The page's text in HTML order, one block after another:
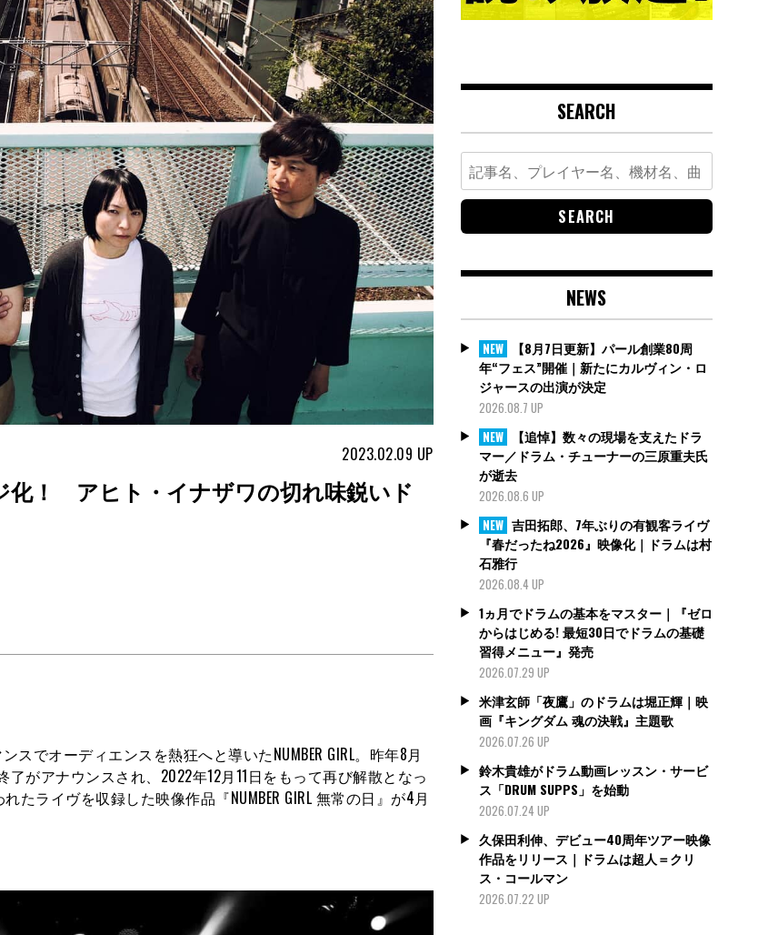
2023.02.09 UP
化！ アヒト・イナザワの切れ味鋭いド
でオーディエンスを熱狂へと導いたNUMBER GIRL。昨年8月
終了がアナウンスされ、2022年12月11日をもって再び解散となっ
たライヴを収録した映像作品『NUMBER GIRL 無常の日』が4月
SEARCH
Search
for:
NEWS
NEW
【8月7日更新】パール創業80周
年“フェス”開催｜新たにカルヴィン・ロ
ジャースの出演が決定
2026.08.7 UP
NEW
【追悼】数々の現場を支えたドラ
マー／ドラム・チューナーの三原重夫氏
が逝去
2026.08.6 UP
NEW 吉田拓郎、7年ぶりの有観客ライヴ
『春だったね2026』映像化｜ドラムは村
石雅行
2026.08.4 UP
1ヵ月でドラムの基本をマスター｜『ゼロ
からはじめる! 最短30日でドラムの基礎
習得メニュー』発売
2026.07.29 UP
米津玄師「夜鷹」のドラムは堀正輝｜映
画『キングダム 魂の決戦』主題歌
2026.07.26 UP
鈴木貴雄がドラム動画レッスン・サービ
ス「DRUM SUPPS」を始動
2026.07.24 UP
久保田利伸、デビュー40周年ツアー映像
作品をリリース｜ドラムは超人＝クリ
ス・コールマン
2026.07.22 UP